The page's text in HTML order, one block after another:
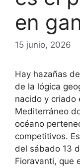
en
15 junio, 2026
Hay hazañas
de la lógica
nacido y criado
Mediterráneo
océano
competitivos.
del sábado 13
Fioravanti, que